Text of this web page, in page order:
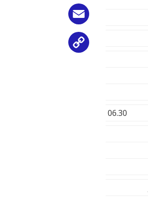
06.30